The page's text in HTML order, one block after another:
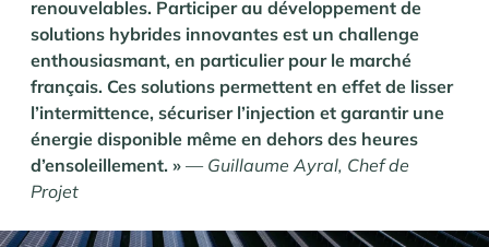
renouvelables. Participer au développement de
solutions hybrides innovantes est un challenge
enthousiasmant, en particulier pour le marché
français. Ces solutions permettent en effet de lisser
l’intermittence, sécuriser l’injection et garantir une
énergie disponible même en dehors des heures
d’ensoleillement. » — Guillaume Ayral, Chef de
Projet